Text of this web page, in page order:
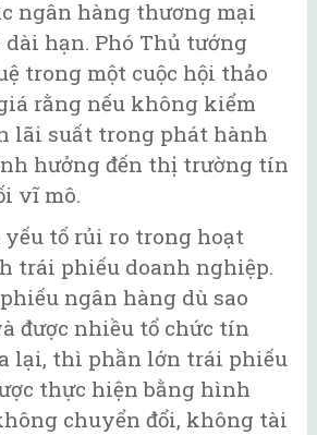
ngân hàng thương mại
hạn. Phó Thủ tướng
trong một cuộc hội thảo
rằng nếu không kiểm
lãi suất trong phát hành
hưởng đến thị trường tín
vĩ mô.
tố rủi ro trong hoạt
trái phiếu doanh nghiệp.
ngân hàng dù sao
được nhiều tổ chức tín
lại, thì phần lớn trái phiếu
thực hiện bằng hình
chuyển đổi, không tài